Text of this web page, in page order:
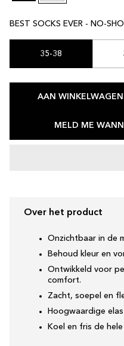
BEST SOCKS EVER - NO-
35-38
AAN
MELD ME
Over het product
Onzichtbaar in de
Behoud kleur en
Ontwikkeld voor
comfort.
Zacht, soepel en
Hoogwaardige
Koel en fris de